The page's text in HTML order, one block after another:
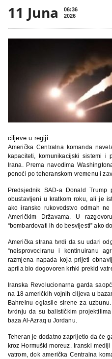
11 Juna
06:36
2026
ciljeve u regiji.
Američka Centralna komanda
kapaciteti, komunikacijski sistemi i
Irana. Prema navodima
ponoći po teheranskom vremenu i
Predsjednik SAD-a Donald
obustavljeni u kratkom roku, ali je
ako iransko rukovodstvo odmah
Američkim Državama. U
“bombardovati ih do besvijesti” ako
Američka strana tvrdi da su udari
“neisprovociranu i kontinuiranu
razmjena napada koja prijeti
aprila bio dogovoren krhki prekid
Iranska Revolucionarna garda
na 18 američkih vojnih ciljeva u
Bahreinu oglasile sirene za
tvrdnju da su balističkim
baza Al-Azraq u Jordanu.
Teheran je dodatno zaprijetio da će
kroz Hormuški moreuz. Iranski
vatrom, dok američka Centralna